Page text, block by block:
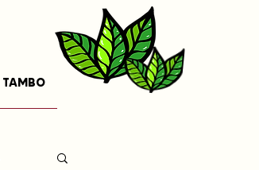
TAMBO